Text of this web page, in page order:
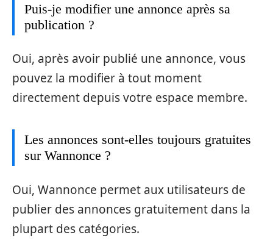
Puis-je modifier une annonce après sa
publication ?
Oui, après avoir publié une annonce, vous
pouvez la modifier à tout moment
directement depuis votre espace membre.
Les annonces sont-elles toujours gratuites
sur Wannonce ?
Oui, Wannonce permet aux utilisateurs de
publier des annonces gratuitement dans la
plupart des catégories.